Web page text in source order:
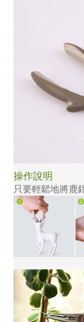
操作說明
只要輕鬆地將鹿